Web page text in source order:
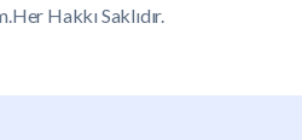
Hakkı Saklıdır.